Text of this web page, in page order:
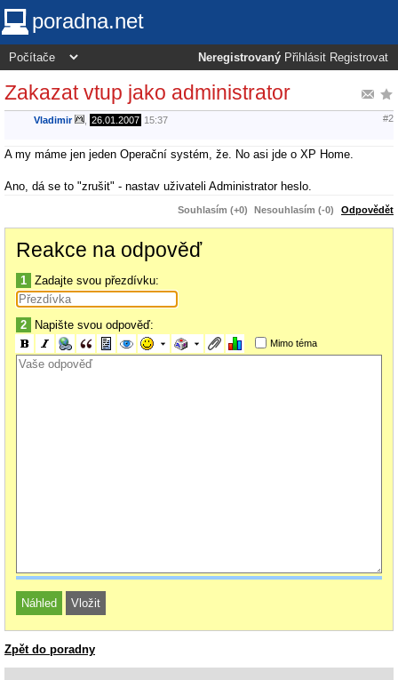
poradna.net
Neregistrovaný Přihlásit Registrovat
Zakazat vtup jako administrator
Vladimir 26.01.2007 15:37 #2
A my máme jen jeden Operační systém, že. No asi jde o XP Home.
Ano, dá se to "zrušit" - nastav uživateli Administrator heslo.
Souhlasím (+0) Nesouhlasím (-0) Odpovědět
Reakce na odpověď
1 Zadajte svou přezdívku:
2 Napište svou odpověď:
Mimo téma
Zpět do poradny